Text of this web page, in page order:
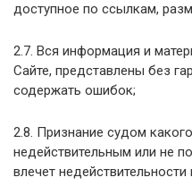
доступное по ссылкам,
2.7. Вся информация и
Сайте, представлены без
содержать ошибок;
2.8. Признание судом
недействительным или не
влечет